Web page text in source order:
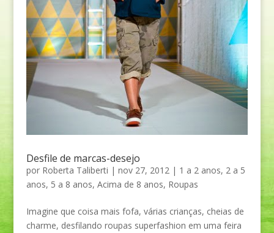
Desfile de marcas-desejo
por Roberta Taliberti | nov 27, 2012| 1 a 2 anos, 2 a 5
anos, 5 a 8 anos, Acima de 8 anos, Roupas
Imagine que coisa mais fofa, várias crianças, cheias de
charme, desfilando roupas superfashion em uma feira